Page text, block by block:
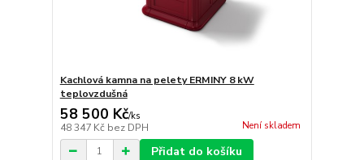
Kachlová kamna na pelety ERMINY 8 kW
teplovzdušná
58 500 Kč/ks
48 347 Kč bez DPH Není skladem
Přidat do košíku